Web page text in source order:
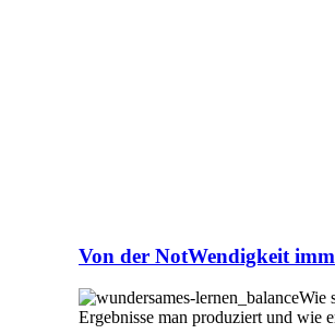
Von der NotWendigkeit
Wie
Ergebnisse man produziert und wie